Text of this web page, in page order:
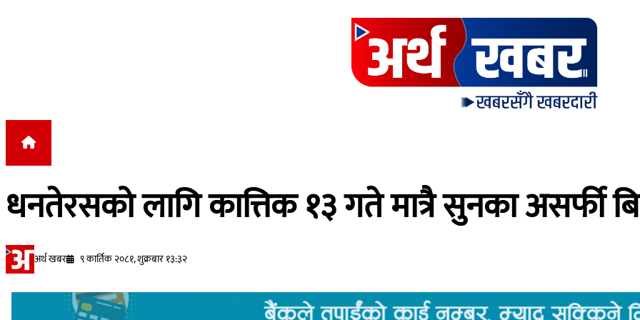
धनतेरसको लागि कात्तिक १३ गते मात्रै सुनका असर्फी
अर्थ खबर ९ कार्तिक २०८१, शुक्रबार १३:३२